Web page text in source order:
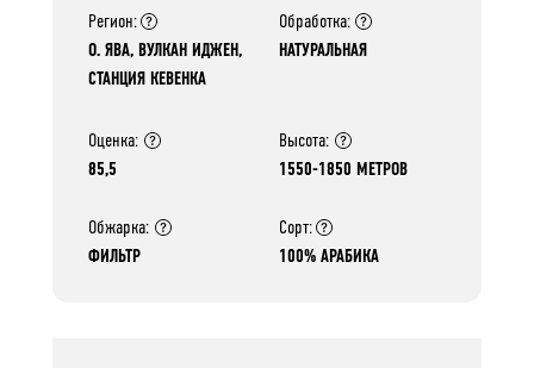
Обработка:
НАТУРАЛЬНАЯ
Оценка:
85,5
Высота:
1550-1850 МЕТРОВ
Регион:
О. ЯВА, ВУЛКАН ИДЖЕН,
СТАНЦИЯ КЕВЕНКА
Обжарка:
ФИЛЬТР
Сорт:
100% АРАБИКА